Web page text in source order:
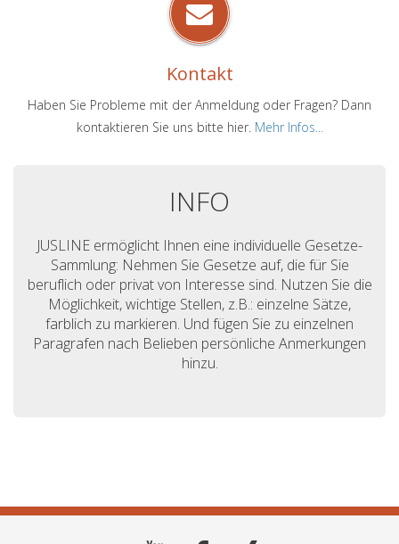
Kontakt
Haben Sie Probleme mit der Anmeldung oder Fragen? Dann
kontaktieren Sie uns bitte hier. Mehr Infos...
INFO
JUSLINE ermöglicht Ihnen eine individuelle Gesetze-
Sammlung: Nehmen Sie Gesetze auf, die für Sie
beruflich oder privat von Interesse sind. Nutzen Sie die
Möglichkeit, wichtige Stellen, z.B.: einzelne Sätze,
farblich zu markieren. Und fügen Sie zu einzelnen
Paragrafen nach Belieben persönliche Anmerkungen
hinzu.